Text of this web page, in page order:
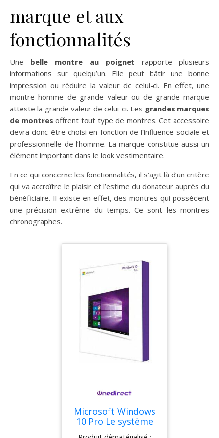
marque et aux
fonctionnalités
Une belle montre au poignet rapporte plusieurs
informations sur quelqu’un. Elle peut bâtir une bonne
impression ou réduire la valeur de celui-ci. En effet, une
montre homme de grande valeur ou de grande marque
atteste la grande valeur de celui-ci. Les grandes marques
de montres offrent tout type de montres. Cet accessoire
devra donc être choisi en fonction de l’influence sociale et
professionnelle de l’homme. La marque constitue aussi un
élément important dans le look vestimentaire.
En ce qui concerne les fonctionnalités, il s’agit là d’un critère
qui va accroître le plaisir et l’estime du donateur auprès du
bénéficiaire. Il existe en effet, des montres qui possèdent
une précision extrême du temps. Ce sont les montres
chronographes.
Microsoft Windows
10 Pro Le système
d'exploitation de